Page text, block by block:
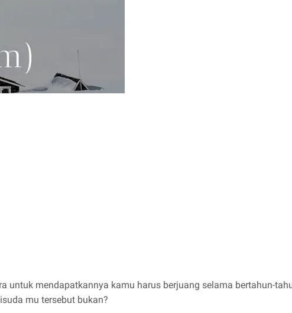
untuk mendapatkannya kamu harus berjuang selama bertahun-
mu tersebut bukan?